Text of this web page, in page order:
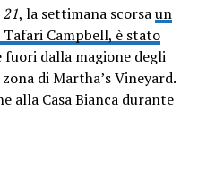
, la settimana scorsaun
Campbell, è stato
fuori dalla magione degli
di Martha’s Vineyard.
alla Casa Bianca durante